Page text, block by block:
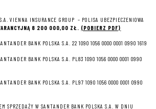
VIENNA INSURANCE GROUP – POLISA UBEZPIECZENIOWA
8 200 000,00 ZŁ. (POBIERZ PDF)
BANK POLSKA S.A. 22 1090 1056 0000 0001 0990 1619
BANK POLSKA S.A. PL83 1090 1056 0000 0001 0990
BANK POLSKA S.A. PL97 1090 1056 0000 0001 0990
SPRZEDAŻY W SANTANDER BANK POLSKA S.A. W DNIU